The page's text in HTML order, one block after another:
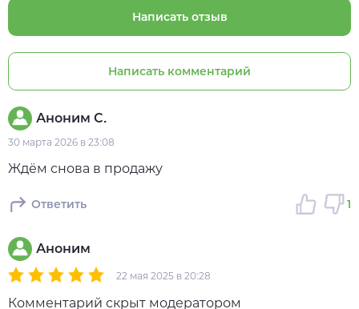
Написать отзыв
Написать комментарий
Аноним С.
30 марта 2026 в 23:08
Ждём снова в продажу
Ответить 1
Аноним
22 мая 2025 в 20:28
Комментарий скрыт модератором